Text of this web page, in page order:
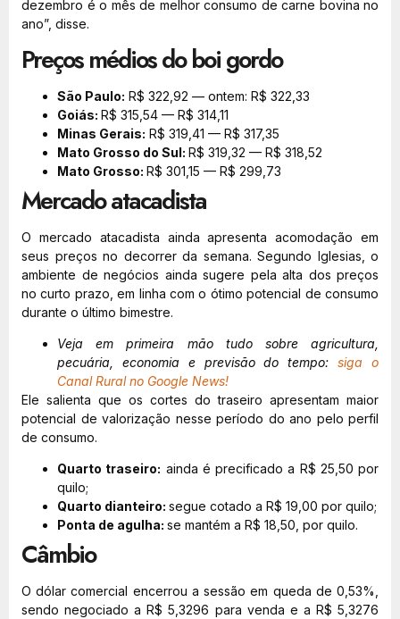
dezembro é o mês de melhor consumo de carne bovina no
ano”, disse.
Preços médios do boi gordo
São Paulo: R$ 322,92 — ontem: R$ 322,33
Goiás: R$ 315,54 — R$ 314,11
Minas Gerais: R$ 319,41 — R$ 317,35
Mato Grosso do Sul: R$ 319,32 — R$ 318,52
Mato Grosso: R$ 301,15 — R$ 299,73
Mercado atacadista
O mercado atacadista ainda apresenta acomodação em
seus preços no decorrer da semana. Segundo Iglesias, o
ambiente de negócios ainda sugere pela alta dos preços
no curto prazo, em linha com o ótimo potencial de consumo
durante o último bimestre.
Veja em primeira mão tudo sobre agricultura,
pecuária, economia e previsão do tempo: siga o
Canal Rural no Google News!
Ele salienta que os cortes do traseiro apresentam maior
potencial de valorização nesse período do ano pelo perfil
de consumo.
Quarto traseiro: ainda é precificado a R$ 25,50 por
quilo;
Quarto dianteiro: segue cotado a R$ 19,00 por quilo;
Ponta de agulha: se mantém a R$ 18,50, por quilo.
Câmbio
O dólar comercial encerrou a sessão em queda de 0,53%,
sendo negociado a R$ 5,3296 para venda e a R$ 5,3276